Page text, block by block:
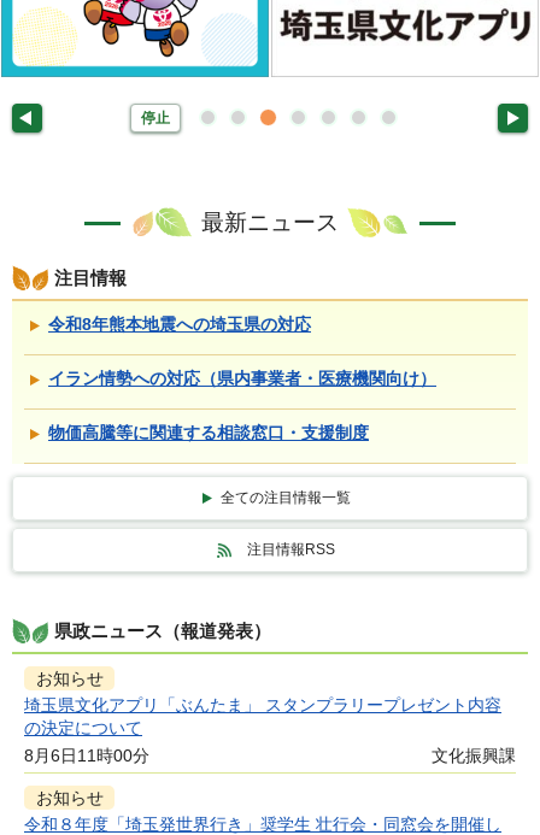
停止
最新ニュース
注目情報
令和8年熊本地震への埼玉県の対応
イラン情勢への対応（県内事業者・医療機関向け）
物価高騰等に関連する相談窓口・支援制度
全ての注目情報一覧
注目情報RSS
県政ニュース（報道発表）
お知らせ
埼玉県文化アプリ「ぶんたま」 スタンプラリープレゼント内容
の決定について
8月6日11時00分
文化振興課
お知らせ
令和８年度「埼玉発世界行き」奨学生 壮行会・同窓会を開催し